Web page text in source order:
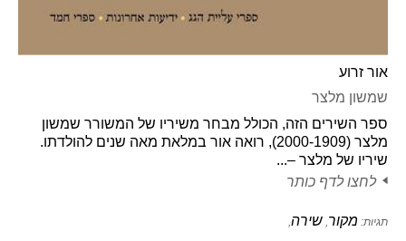
אור זרוע
שמשון מלצר
ספר השירים הזה, הכולל מבחר משיריו של המשורר שמשון
מלצר (2000-1909), רואה אור במלאת מאה שנים להולדתו.
שיריו של מלצר –...
לחצו לדף כותר
תגיות: מקור, שירה,